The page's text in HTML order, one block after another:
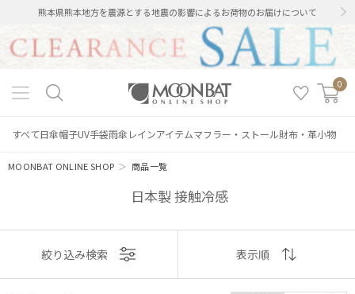
熊本県熊本地方を震源とする地震の影響によるお荷物のお届けについて
0
すべて日傘帽子UV手袋雨傘 レインアイテムマフラー・ストール財布・革小物
MOONBAT ONLINE SHOP ＞商品一覧
日本製 接触冷感
表示絞り込み検索 表示順